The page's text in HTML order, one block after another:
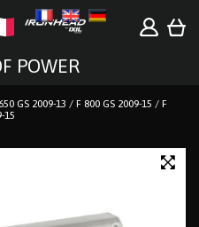
POWER
GS 2009-13 / F 800 GS 2009-15 / F
15